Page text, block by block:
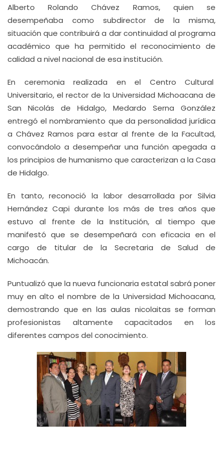
Alberto Rolando Chávez Ramos, quien se
desempeñaba como subdirector de la misma,
situación que contribuirá a dar continuidad al programa
académico que ha permitido el reconocimiento de
calidad a nivel nacional de esa institución.
En ceremonia realizada en el Centro Cultural
Universitario, el rector de la Universidad Michoacana de
San Nicolás de Hidalgo, Medardo Serna González
entregó el nombramiento que da personalidad jurídica
a Chávez Ramos para estar al frente de la Facultad,
convocándolo a desempeñar una función apegada a
los principios de humanismo que caracterizan a la Casa
de Hidalgo.
En tanto, reconoció la labor desarrollada por Silvia
Hernández Capi durante los más de tres años que
estuvo al frente de la Institución, al tiempo que
manifestó que se desempeñará con eficacia en el
cargo de titular de la Secretaria de Salud de
Michoacán.
Puntualizó que la nueva funcionaria estatal sabrá poner
muy en alto el nombre de la Universidad Michoacana,
demostrando que en las aulas nicolaitas se forman
profesionistas altamente capacitados en los
diferentes campos del conocimiento.